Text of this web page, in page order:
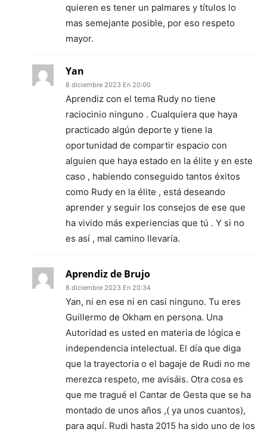
quieren es tener un palmares y títulos lo
mas semejante posible, por eso respeto
mayor.
Yan
8 diciembre 2023 En 20:00
Aprendiz con el tema Rudy no tiene
raciocinio ninguno . Cualquiera que haya
practicado algún deporte y tiene la
oportunidad de compartir espacio con
alguien que haya estado en la élite y en este
caso , habiendo conseguido tantos éxitos
como Rudy en la élite , está deseando
aprender y seguir los consejos de ese que
ha vivido más experiencias que tú . Y si no
es así , mal camino llevaría.
Aprendiz de Brujo
8 diciembre 2023 En 20:34
Yan, ni en ese ni en casi ninguno. Tu eres
Guillermo de Okham en persona. Una
Autoridad es usted en materia de lógica e
independencia intelectual. El día que diga
que la trayectoria o el bagaje de Rudi no me
merezca respeto, me avisáis. Otra cosa es
que me tragué el Cantar de Gesta que se ha
montado de unos años ,( ya unos cuantos),
para aquí. Rudi hasta 2015 ha sido uno de los